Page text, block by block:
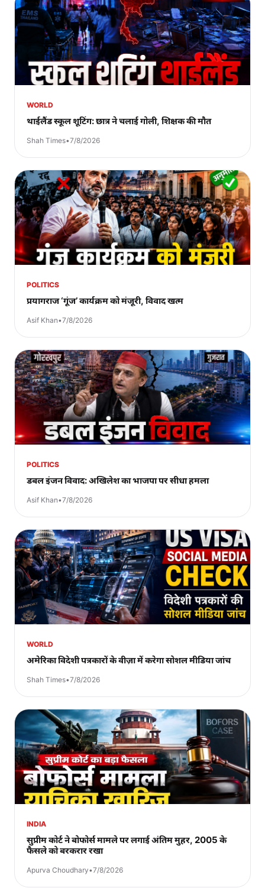
WORLD
थाईलैंड स्कूल शूटिंग: छात्र ने चलाई गोली, शिक्षक की मौत
Shah Times•7/8/2026
POLITICS
प्रयागराज ‘गूंज’ कार्यक्रम को मंजूरी, विवाद खत्म
Asif Khan•7/8/2026
POLITICS
डबल इंजन विवाद: अखिलेश का भाजपा पर सीधा हमला
Asif Khan•7/8/2026
WORLD
अमेरिका विदेशी पत्रकारों के वीज़ा में करेगा सोशल मीडिया जांच
Shah Times•7/8/2026
INDIA
सुप्रीम कोर्ट ने बोफोर्स मामले पर लगाई अंतिम मुहर, 2005 के
फैसले को बरकरार रखा
Apurva Choudhary•7/8/2026